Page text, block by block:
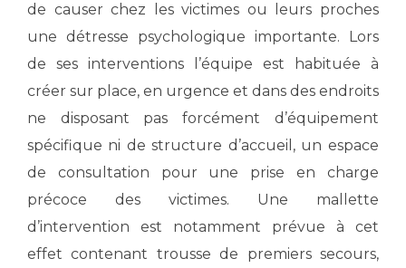
Mouvement Parcours Handicap 13
Activité physique
Cancer
Médecine nucléaire
Adresser un examen au Laboratoire de Biologie
Médicale
Radiologie / Imagerie
Cancérologie
Les pôles d'activité médicale
Anatomie et Cytologie Pathologiques
Adresser un examen au Laboratoire d'Infectiologie
Centres de référence Maladies Rares
Plateforme d'Expertise Maladies Rares
de causer chez les victimes ou leurs proches
une détresse psychologique importante. Lors
de ses interventions l’équipe est habituée à
créer sur place, en urgence et dans des endroits
ne disposant pas forcément d’équipement
spécifique ni de structure d’accueil, un espace
de consultation pour une prise en charge
précoce des victimes. Une mallette
d’intervention est notamment prévue à cet
effet contenant trousse de premiers secours,